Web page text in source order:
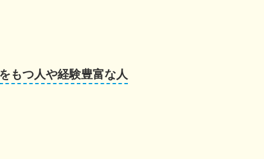
もつ人や経験豊富な人